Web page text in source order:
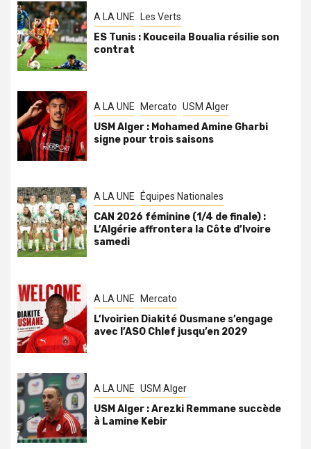
A LA UNE Les Verts
ES Tunis : Kouceila Boualia résilie son
contrat
A LA UNE Mercato USM Alger
USM Alger : Mohamed Amine Gharbi
signe pour trois saisons
A LA UNE Équipes Nationales
CAN 2026 féminine (1/4 de finale) :
L’Algérie affrontera la Côte d’Ivoire
samedi
A LA UNE Mercato
L’Ivoirien Diakité Ousmane s’engage
avec l’ASO Chlef jusqu’en 2029
A LA UNE USM Alger
USM Alger : Arezki Remmane succède
à Lamine Kebir